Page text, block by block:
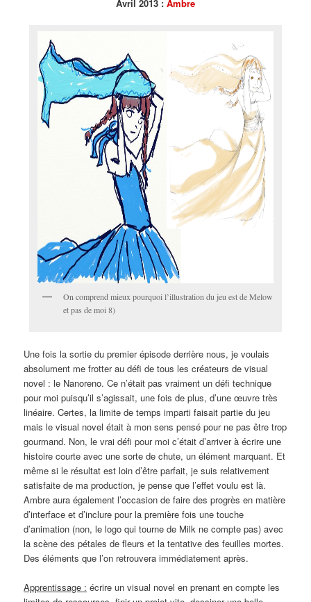
Avril 2013 : Ambre
On comprend mieux pourquoi l’illustration du jeu est de Melow
et pas de moi 8)
Une fois la sortie du premier épisode derrière nous, je voulais
absolument me frotter au défi de tous les créateurs de visual
novel : le Nanoreno. Ce n’était pas vraiment un défi technique
pour moi puisqu’il s’agissait, une fois de plus, d’une œuvre très
linéaire. Certes, la limite de temps imparti faisait partie du jeu
mais le visual novel était à mon sens pensé pour ne pas être trop
gourmand. Non, le vrai défi pour moi c’était d’arriver à écrire une
histoire courte avec une sorte de chute, un élément marquant. Et
même si le résultat est loin d’être parfait, je suis relativement
satisfaite de ma production, je pense que l’effet voulu est là.
Ambre aura également l’occasion de faire des progrès en matière
d’interface et d’inclure pour la première fois une touche
d’animation (non, le logo qui tourne de Milk ne compte pas) avec
la scène des pétales de fleurs et la tentative des feuilles mortes.
Des éléments que l’on retrouvera immédiatement après.
Apprentissage : écrire un visual novel en prenant en compte les